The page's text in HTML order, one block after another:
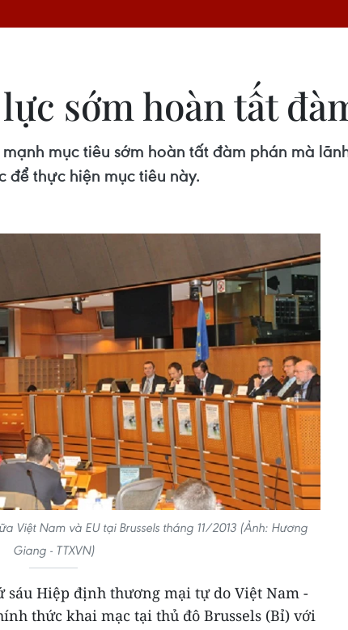
sớm hoàn tất
mục tiêu sớm hoàn tất đàm phán mà
để thực hiện mục tiêu này.
Việt Nam và EU tại Brussels tháng 11/2013 (Ảnh: Hương
Giang - TTXVN)
sáu Hiệp định thương mại tự do Việt Nam -
thức khai mạc tại thủ đô Brussels (Bỉ) với